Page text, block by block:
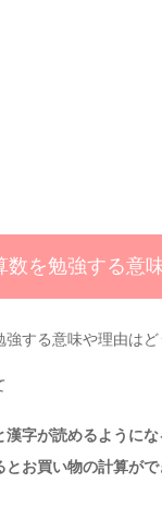
数を勉強する意
する意味や理由は
漢字が読めるようにな
とお買い物の計算が